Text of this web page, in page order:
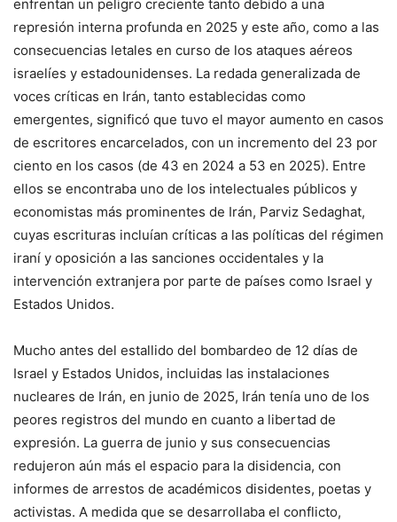
enfrentan un peligro creciente tanto debido a una
represión interna profunda en 2025 y este año, como a las
consecuencias letales en curso de los ataques aéreos
israelíes y estadounidenses. La redada generalizada de
voces críticas en Irán, tanto establecidas como
emergentes, significó que tuvo el mayor aumento en casos
de escritores encarcelados, con un incremento del 23 por
ciento en los casos (de 43 en 2024 a 53 en 2025). Entre
ellos se encontraba uno de los intelectuales públicos y
economistas más prominentes de Irán, Parviz Sedaghat,
cuyas escrituras incluían críticas a las políticas del régimen
iraní y oposición a las sanciones occidentales y la
intervención extranjera por parte de países como Israel y
Estados Unidos.
Mucho antes del estallido del bombardeo de 12 días de
Israel y Estados Unidos, incluidas las instalaciones
nucleares de Irán, en junio de 2025, Irán tenía uno de los
peores registros del mundo en cuanto a libertad de
expresión. La guerra de junio y sus consecuencias
redujeron aún más el espacio para la disidencia, con
informes de arrestos de académicos disidentes, poetas y
activistas. A medida que se desarrollaba el conflicto,